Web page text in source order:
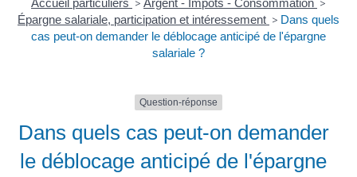
Accueil particuliers > Argent - Impôts - Consommation >
Épargne salariale, participation et intéressement > Dans quels
cas peut-on demander le déblocage anticipé de l'épargne
salariale ?
Question-réponse
Dans quels cas peut-on demander
le déblocage anticipé de l'épargne